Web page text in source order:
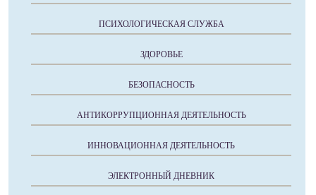
ПСИХОЛОГИЧЕСКАЯ СЛУЖБА
ЗДОРОВЬЕ
БЕЗОПАСНОСТЬ
АНТИКОРРУПЦИОННАЯ ДЕЯТЕЛЬНОСТЬ
ИННОВАЦИОННАЯ ДЕЯТЕЛЬНОСТЬ
ЭЛЕКТРОННЫЙ ДНЕВНИК